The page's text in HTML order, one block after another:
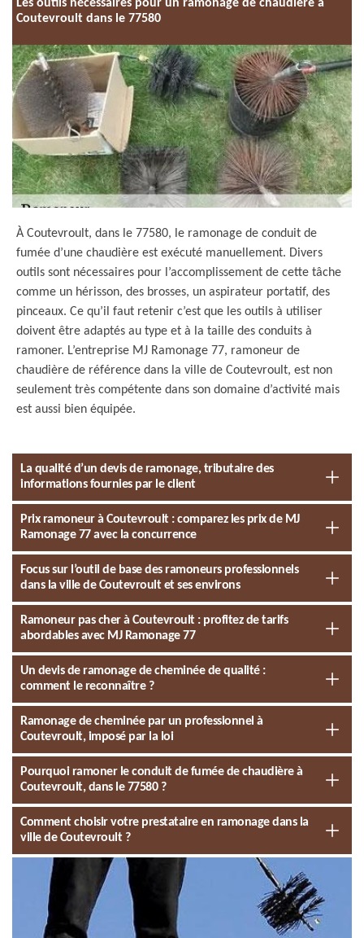
Les outils nécessaires pour un ramonage de chaudière à
Coutevroult dans le 77580
À Coutevroult, dans le 77580, le ramonage de conduit de
fumée d’une chaudière est exécuté manuellement. Divers
outils sont nécessaires pour l’accomplissement de cette tâche
comme un hérisson, des brosses, un aspirateur portatif, des
pinceaux. Ce qu’il faut retenir c’est que les outils à utiliser
doivent être adaptés au type et à la taille des conduits à
ramoner. L’entreprise MJ Ramonage 77, ramoneur de
chaudière de référence dans la ville de Coutevroult, est non
seulement très compétente dans son domaine d’activité mais
est aussi bien équipée.
La qualité d’un devis de ramonage, tributaire des
informations fournies par le client
Prix ramoneur à Coutevroult : comparez les prix de MJ
Ramonage 77 avec la concurrence
Focus sur l’outil de base des ramoneurs professionnels
dans la ville de Coutevroult et ses environs
Ramoneur pas cher à Coutevroult : profitez de tarifs
abordables avec MJ Ramonage 77
Un devis de ramonage de cheminée de qualité :
comment le reconnaître ?
Ramonage de cheminée par un professionnel à
Coutevroult, imposé par la loi
Pourquoi ramoner le conduit de fumée de chaudière à
Coutevroult, dans le 77580 ?
Comment choisir votre prestataire en ramonage dans la
ville de Coutevroult ?